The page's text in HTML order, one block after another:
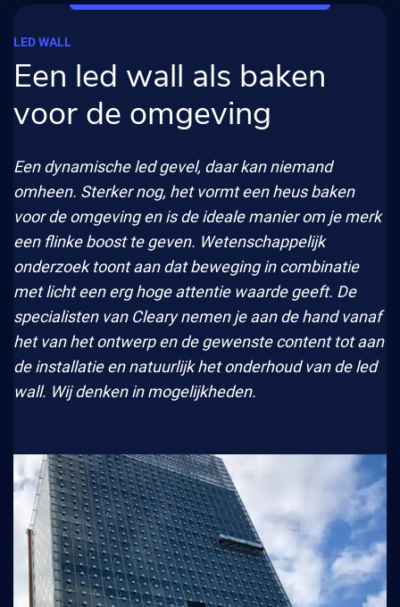
LED WALL
Een led wall als baken
voor de omgeving
Een dynamische led gevel, daar kan niemand
omheen. Sterker nog, het vormt een heus baken
voor de omgeving en is de ideale manier om je merk
een flinke boost te geven. Wetenschappelijk
onderzoek toont aan dat beweging in combinatie
met licht een erg hoge attentie waarde geeft. De
specialisten van Cleary nemen je aan de hand vanaf
het van het ontwerp en de gewenste content tot aan
de installatie en natuurlijk het onderhoud van de led
wall. Wij denken in mogelijkheden.